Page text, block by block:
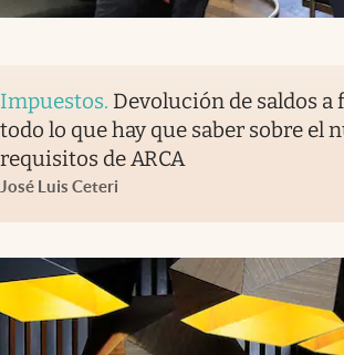
Impuestos. Devolución de saldos a
todo lo que hay que saber sobre el
requisitos de ARCA
José Luis Ceteri